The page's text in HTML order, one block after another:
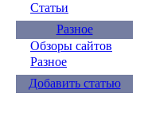
Статьи
Разное
Обзоры сайтов
Разное
Добавить статью